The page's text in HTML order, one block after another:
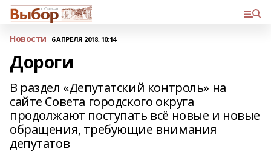
Новости 6 АПРЕЛЯ 2018, 10:14
Дороги
В раздел «Депутатский контроль» на
сайте Совета городского округа
продолжают поступать всё новые и новые
обращения, требующие внимания
депутатов